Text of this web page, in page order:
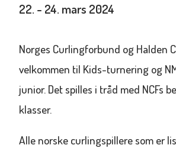
22. - 24. mars 2024
Norges Curlingforbund og Halden
velkommen til Kids-turnering og
junior. Det spilles i tråd med NCFs
klasser.
Alle norske curlingspillere som er